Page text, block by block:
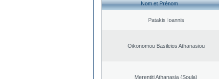
Nom et Prénom
Patakis Ioannis
Oikonomou Basileios Athanasiou
Merentiti Athanasia (Soula)